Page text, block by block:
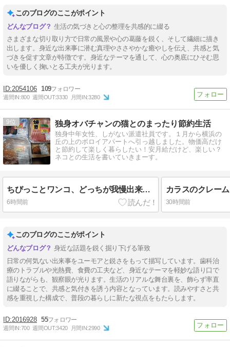
このブログのここがポイント
生活の気づきと心の整理を共感的に綴る
さまざまな切り取り方で日常の風景や心の葛藤を鋭く、そして繊細に描き
出します。身近な出来事に潜む真理やささやかな癒やしを伝え、共感と気
づきを促す文章が特徴です。身近なテーマを通して、心の奥底にひそむ思
いを優しく掬いとる工夫が光ります。
2054106 109
週間IN:800 週間OUT:3330 月間IN:3280
9 独身オバチャンの猫とのまったり節約生活
独身中年女性、しがない派遣社員です。１月から横浜の
丘の上のボロイアパートへ引っ越しました。物価高だけ
と節約して楽しく暮らしたい！安月給だけど、楽しい？
ネコとの生活を書いていきまーす。
ちびっことワンコ、どっちが我慢出来る？
6時間前
カラスのクレー
30時間前
このブログのここがポイント
身近な話題を鋭く掘り下げる筆致
日常の何気ない出来事をユーモアと鋭さをもって描写しています。歯科治
療のトラブルや光熱費、食費の工夫など、身近なテーマを軽妙な語り口で
語りながらも、観察眼が光ります。生活のリアルな舞台裏を、飾らず率直
に綴ることで、共感と気付きを誘う内容となっています。読みやすさと共
感を重視した構成で、普段の暮らしに新たな視点をもたらします。
2016928 55
週間IN:700 週間OUT:3420 月間IN:2990